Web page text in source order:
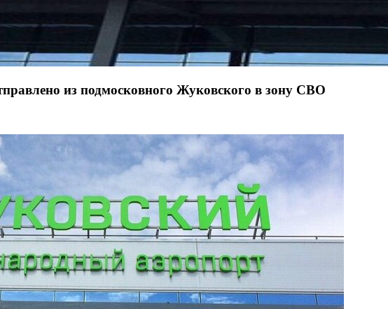
из подмосковного Жуковского в зону СВО